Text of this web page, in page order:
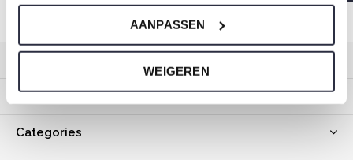
AANPASSEN
WEIGEREN
My account
Categories